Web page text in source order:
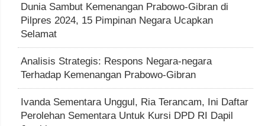
Dunia Sambut Kemenangan Prabowo-Gibran di
Pilpres 2024, 15 Pimpinan Negara Ucapkan
Selamat
Analisis Strategis: Respons Negara-negara
Terhadap Kemenangan Prabowo-Gibran
Ivanda Sementara Unggul, Ria Terancam, Ini Daftar
Perolehan Sementara Untuk Kursi DPD RI Dapil